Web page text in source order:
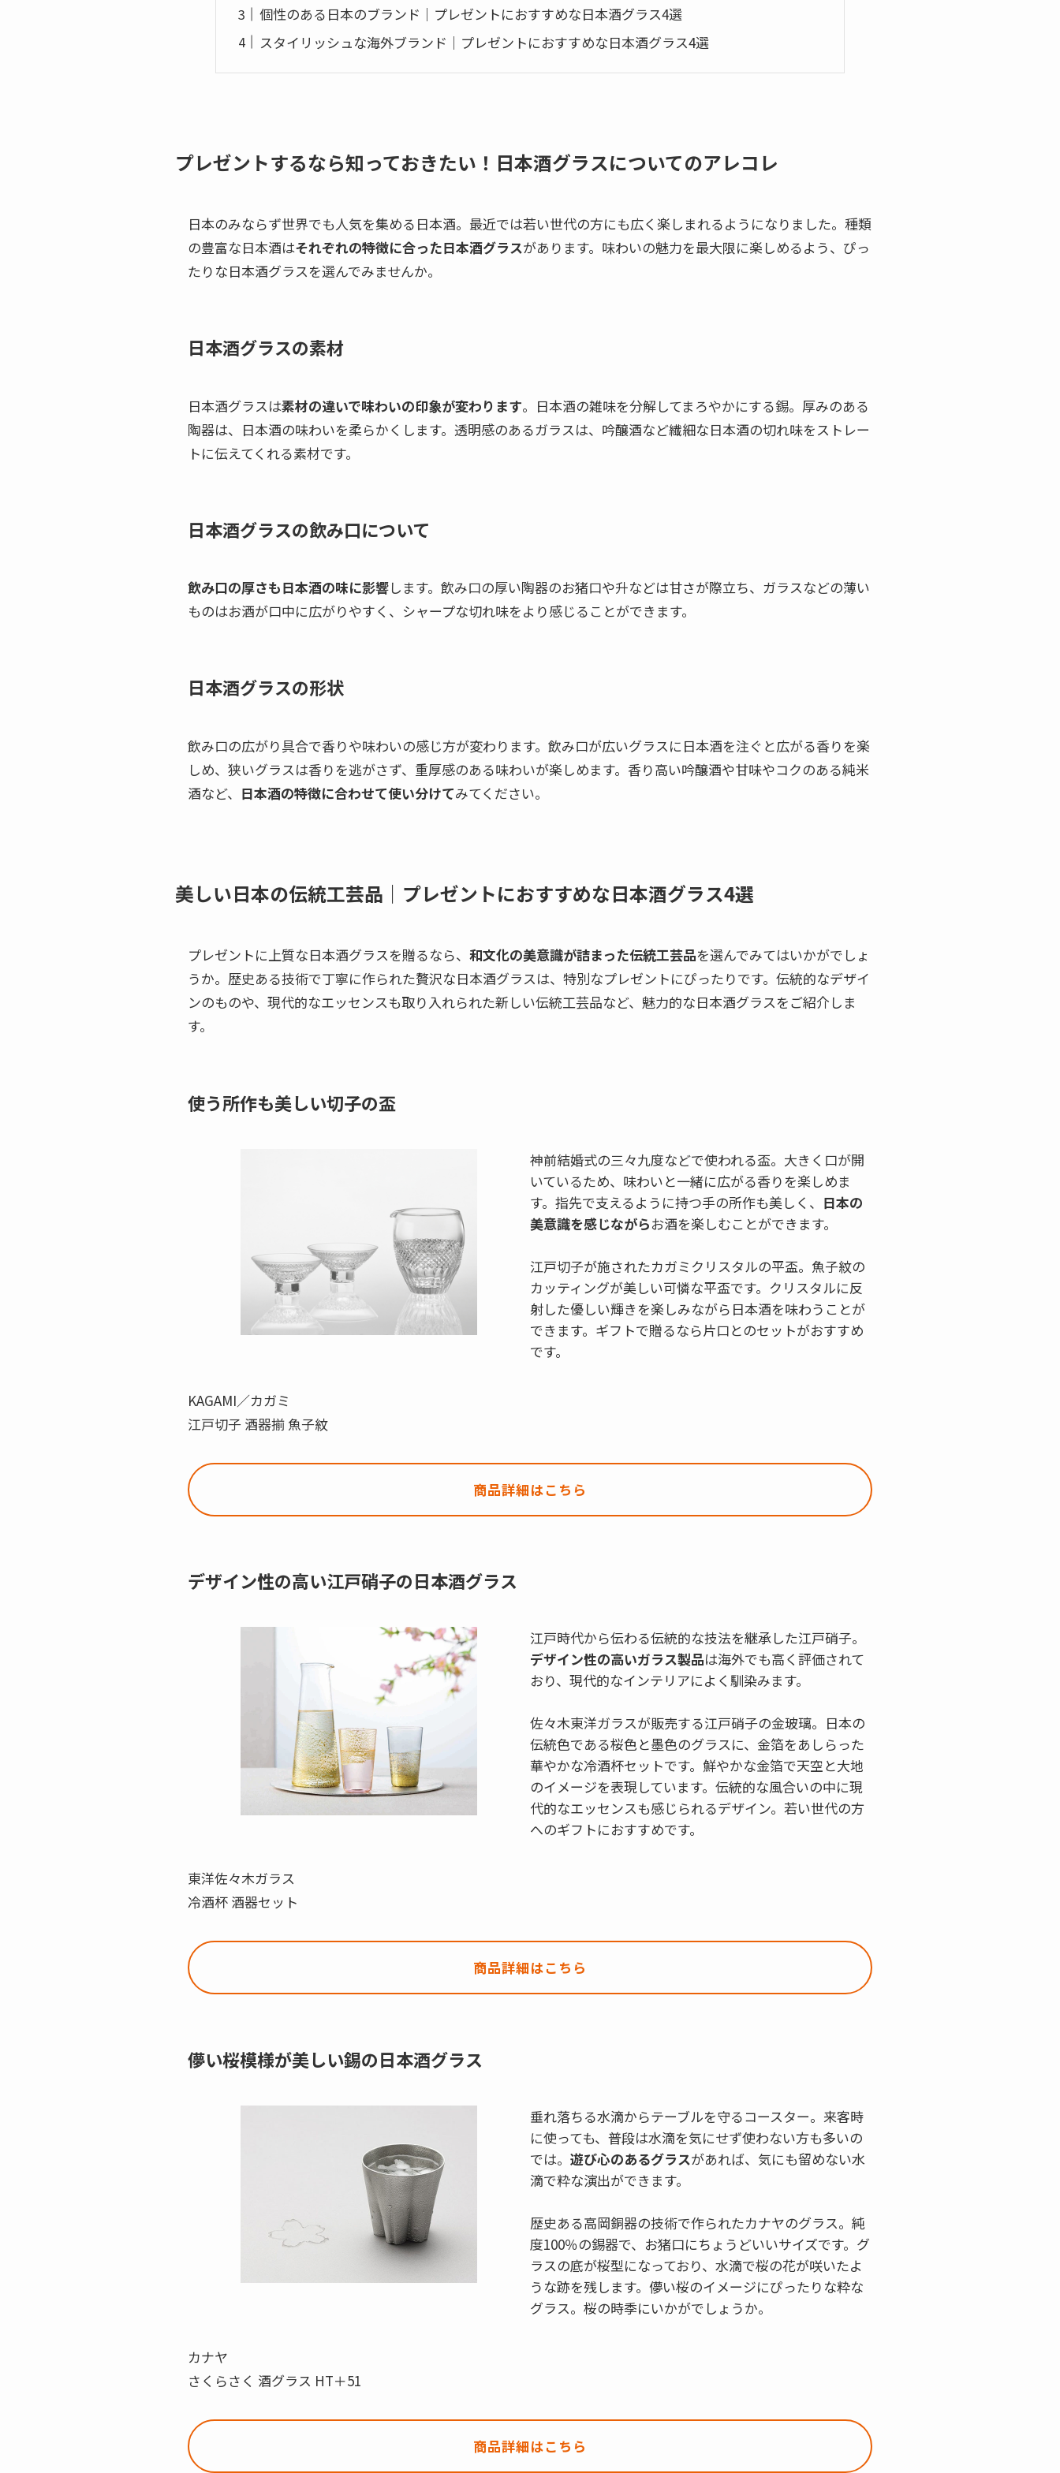
個性のある日本のブランド｜プレゼントにおすすめな日本酒グラス4選
スタイリッシュな海外ブランド｜プレゼントにおすすめな日本酒グラス4選
プレゼントするなら知っておきたい！日本酒グラスについてのアレコレ
日本のみならず世界でも人気を集める日本酒。最近では若い世代の方にも広く楽しまれるようになりました。種類
の豊富な日本酒はそれぞれの特徴に合った日本酒グラスがあります。味わいの魅力を最大限に楽しめるよう、ぴっ
たりな日本酒グラスを選んでみませんか。
日本酒グラスの素材
日本酒グラスは素材の違いで味わいの印象が変わります。日本酒の雑味を分解してまろやかにする錫。厚みのある
陶器は、日本酒の味わいを柔らかくします。透明感のあるガラスは、吟醸酒など繊細な日本酒の切れ味をストレー
トに伝えてくれる素材です。
日本酒グラスの飲み口について
飲み口の厚さも日本酒の味に影響します。飲み口の厚い陶器のお猪口や升などは甘さが際立ち、ガラスなどの薄い
ものはお酒が口中に広がりやすく、シャープな切れ味をより感じることができます。
日本酒グラスの形状
飲み口の広がり具合で香りや味わいの感じ方が変わります。飲み口が広いグラスに日本酒を注ぐと広がる香りを楽
しめ、狭いグラスは香りを逃がさず、重厚感のある味わいが楽しめます。香り高い吟醸酒や甘味やコクのある純米
酒など、 日本酒の特徴に合わせて使い分けてみてください。
美しい日本の伝統工芸品｜プレゼントにおすすめな日本酒グラス4選
プレゼントに上質な日本酒グラスを贈るなら、 和文化の美意識が詰まった伝統工芸品を選んでみてはいかがでしょ
うか。歴史ある技術で丁寧に作られた贅沢な日本酒グラスは、特別なプレゼントにぴったりです。伝統的なデザイ
ンのものや、現代的なエッセンスも取り入れられた新しい伝統工芸品など、魅力的な日本酒グラスをご紹介しま
す。
使う所作も美しい切子の盃
神前結婚式の三々九度などで使われる盃。大きく口が開
いているため、味わいと一緒に広がる香りを楽しめま
す。指先で支えるように持つ手の所作も美しく、 日本の
美意識を感じながらお酒を楽しむことができます。
江戸切子が施されたカガミクリスタルの平盃。魚子紋の
カッティングが美しい可憐な平盃です。クリスタルに反
射した優しい輝きを楽しみながら日本酒を味わうことが
できます。ギフトで贈るなら片口とのセットがおすすめ
です。
KAGAMI／カガミ
江戸切子 酒器揃 魚子紋
商品詳細はこちら
デザイン性の高い江戸硝子の日本酒グラス
江戸時代から伝わる伝統的な技法を継承した江戸硝子。
デザイン性の高いガラス製品は海外でも高く評価されて
おり、現代的なインテリアによく馴染みます。
佐々木東洋ガラスが販売する江戸硝子の金玻璃。日本の
伝統色である桜色と墨色のグラスに、金箔をあしらった
華やかな冷酒杯セットです。鮮やかな金箔で天空と大地
のイメージを表現しています。伝統的な風合いの中に現
代的なエッセンスも感じられるデザイン。若い世代の方
へのギフトにおすすめです。
東洋佐々木ガラス
冷酒杯 酒器セット
商品詳細はこちら
儚い桜模様が美しい錫の日本酒グラス
垂れ落ちる水滴からテーブルを守るコースター。来客時
に使っても、普段は水滴を気にせず使わない方も多いの
では。 遊び心のあるグラスがあれば、気にも留めない水
滴で粋な演出ができます。
歴史ある高岡銅器の技術で作られたカナヤのグラス。純
度100％の錫器で、お猪口にちょうどいいサイズです。グ
ラスの底が桜型になっており、水滴で桜の花が咲いたよ
うな跡を残します。儚い桜のイメージにぴったりな粋な
グラス。桜の時季にいかがでしょうか。
カナヤ
さくらさく 酒グラス HT＋51
商品詳細はこちら